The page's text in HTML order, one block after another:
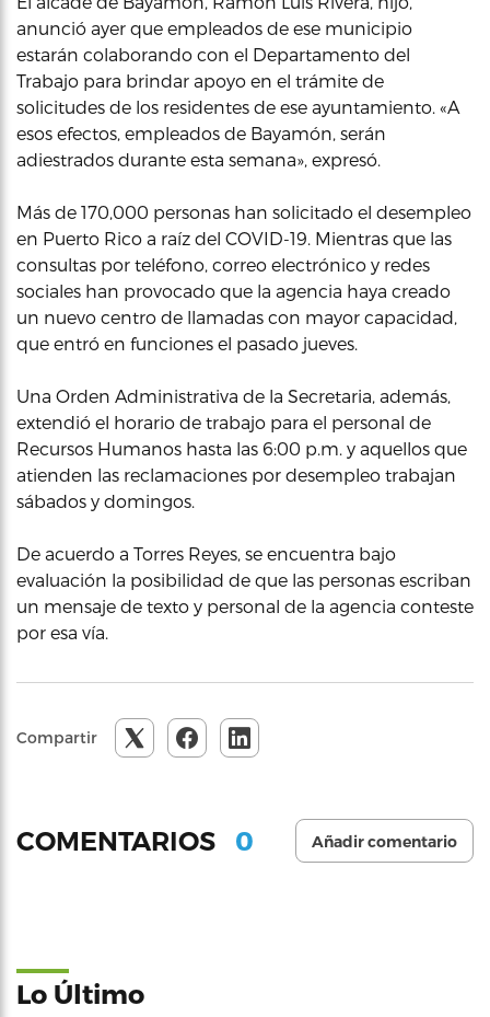
anunció ayer que empleados de ese municipio
estarán colaborando con el Departamento del
Trabajo para brindar apoyo en el trámite de
solicitudes de los residentes de ese ayuntamiento. «A
esos efectos, empleados de Bayamón, serán
adiestrados durante esta semana», expresó.
Más de 170,000 personas han solicitado el desempleo
en Puerto Rico a raíz del COVID-19. Mientras que las
consultas por teléfono, correo electrónico y redes
sociales han provocado que la agencia haya creado
un nuevo centro de llamadas con mayor capacidad,
que entró en funciones el pasado jueves.
Una Orden Administrativa de la Secretaria, además,
extendió el horario de trabajo para el personal de
Recursos Humanos hasta las 6:00 p.m. y aquellos que
atienden las reclamaciones por desempleo trabajan
sábados y domingos.
De acuerdo a Torres Reyes, se encuentra bajo
evaluación la posibilidad de que las personas escriban
un mensaje de texto y personal de la agencia conteste
por esa vía.
Compartir
COMENTARIOS 0 Añadir comentario
Lo Último